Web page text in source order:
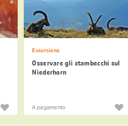
Escursione
Osservare gli stambecchi sul
Niederhorn
A pagamento